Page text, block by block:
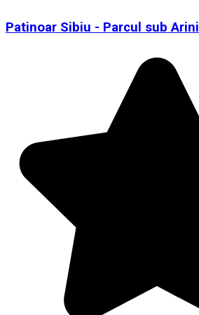
Patinoar Sibiu - Parcul sub Arini